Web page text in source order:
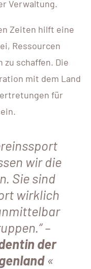
Verwaltung.
Zeiten hilft eine
Ressourcen
zu schaffen. Die
mit dem Land
für
wir die
Sie sind
wirklich
–
der